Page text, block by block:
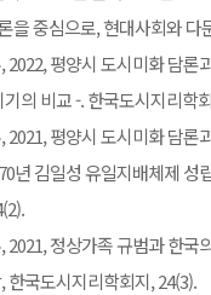
을 중심으로, 현대사회와 다
2022, 평양시 도시미화 담론
의 비교 -. 한국도시지리학
2021, 평양시 도시미화 담론
년 김일성 유일지배체제 성
2021, 정상가족 규범과 한국
한국도시지리학회지, 24(3).